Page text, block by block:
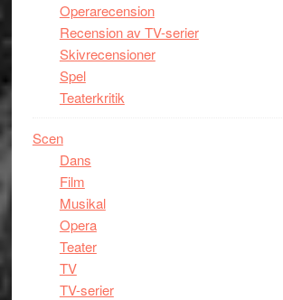
Operarecension
Recension av TV-serier
Skivrecensioner
Spel
Teaterkritik
Scen
Dans
Film
Musikal
Opera
Teater
TV
TV-serier